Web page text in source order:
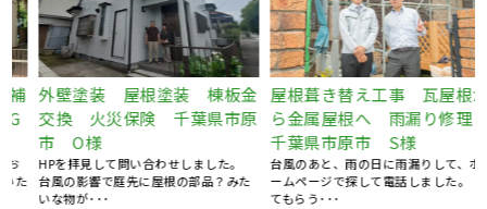
外壁塗装 屋根塗装 棟板金
交換 火災保険 千葉県市原
市 O様
HPを拝見して問い合わせしました。
台風の影響で庭先に屋根の部品？みた
いな物が･･･
屋根葺き替え工事 瓦屋根か
ら金属屋根へ 雨漏り修理
千葉県市原市 S様
台風のあと、雨の日に雨漏りして、ホ
ームページで探して電話しました。 見
てもらう･･･